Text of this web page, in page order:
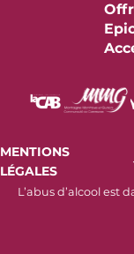
MENTIONS
LÉGALES
L’abus d’alcool est